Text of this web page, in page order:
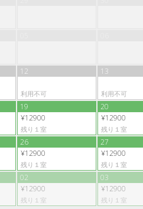
12
利用不可
13
利用不可
19
¥12900
残り１室
20
¥12900
残り１室
26
¥12900
残り１室
27
¥12900
残り１室
02
¥12900
残り１室
03
¥12900
残り１室